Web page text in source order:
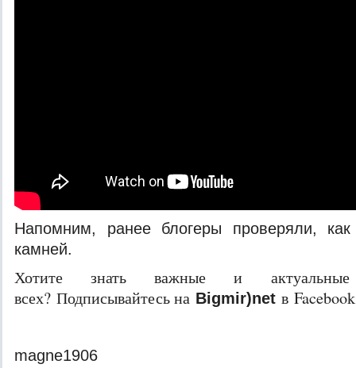
Напомним, ранее блогеры проверяли,
камней.
Хотите знать важные и
всех? Подписывайтесь на Bigmir)net в
magne1906